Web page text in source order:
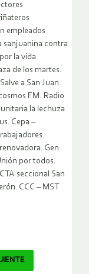
empleados
sanjuanina contra
la vida.
de los martes.
a San Juan.
FM. Radio
la lechuza
Cepa –
Gen.
por todos.
seccional San
CCC – MST